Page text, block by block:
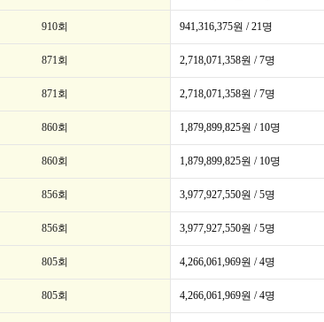
910회 941,316,375원 / 21명
871회 2,718,071,358원 / 7명
871회 2,718,071,358원 / 7명
860회 1,879,899,825원 / 10명
860회 1,879,899,825원 / 10명
856회 3,977,927,550원 / 5명
856회 3,977,927,550원 / 5명
805회 4,266,061,969원 / 4명
805회 4,266,061,969원 / 4명